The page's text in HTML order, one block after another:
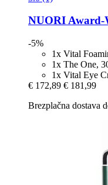
NUORIAward-​
-5%
1x Vital
1x The One,
1x Vital Eye
€ 172,89 € 181,99
Brezplačna dostava